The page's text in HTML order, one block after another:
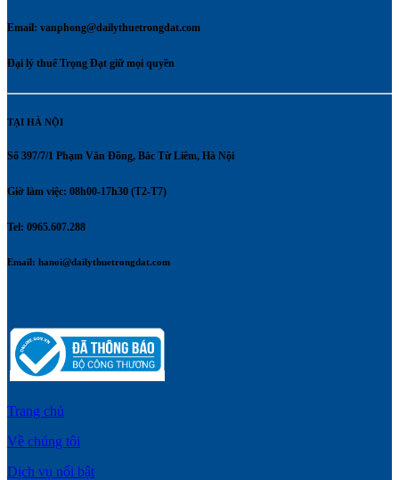
Email: vanphong@dailythuetrongdat.com
Đại lý thuế Trọng Đạt giữ mọi quyền
TẠI HÀ NỘI
Số 397/7/1 Phạm Văn Đồng, Bắc Từ Liêm, Hà Nội
Giờ làm việc: 08h00-17h30 (T2-T7)
Tel: 0965.607.288
Email: hanoi@dailythuetrongdat.com
Trang chủ
Về chúng tôi
Dịch vụ nổi bật